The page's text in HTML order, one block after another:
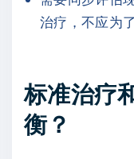
治疗，不应为
标准治疗
衡？